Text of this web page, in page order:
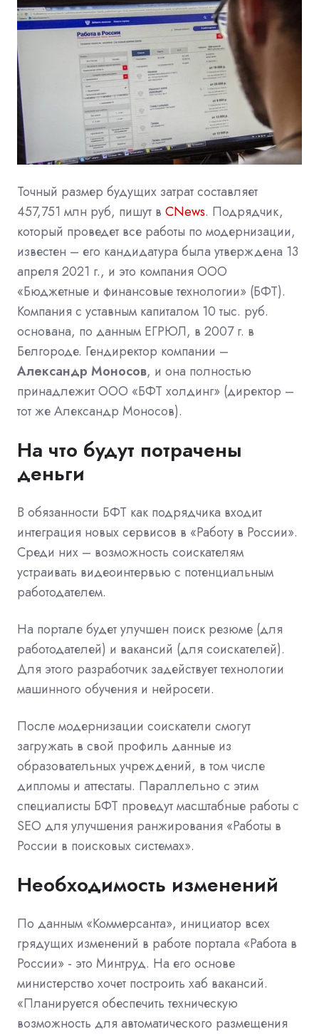
Точный размер будущих затрат составляет
457,751 млн руб, пишут в CNews. Подрядчик,
который проведет все работы по модернизации,
известен – его кандидатура была утверждена 13
апреля 2021 г., и это компания ООО
«Бюджетные и финансовые технологии» (БФТ).
Компания с уставным капиталом 10 тыс. руб.
основана, по данным ЕГРЮЛ, в 2007 г. в
Белгороде. Гендиректор компании –
Александр Моносов, и она полностью
принадлежит ООО «БФТ холдинг» (директор –
тот же Александр Моносов).
На что будут потрачены
деньги
В обязанности БФТ как подрядчика входит
интеграция новых сервисов в «Работу в России».
Среди них – возможность соискателям
устраивать видеоинтервью с потенциальным
работодателем.
На портале будет улучшен поиск резюме (для
работодателей) и вакансий (для соискателей).
Для этого разработчик задействует технологии
машинного обучения и нейросети.
После модернизации соискатели смогут
загружать в свой профиль данные из
образовательных учреждений, в том числе
дипломы и аттестаты. Параллельно с этим
специалисты БФТ проведут масштабные работы с
SEO для улучшения ранжирования «Работы в
России в поисковых системах».
Необходимость изменений
По данным «Коммерсанта», инициатор всех
грядущих изменений в работе портала «Работа в
России» - это Минтруд. На его основе
министерство хочет построить хаб вакансий.
«Планируется обеспечить техническую
возможность для автоматического размещения